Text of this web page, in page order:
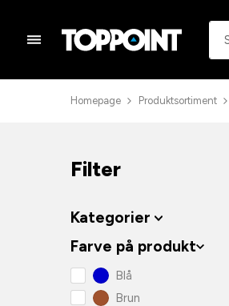
Homepage Produktsortiment
Filter
Kategorier
Farve på produkt
Blå
Brun